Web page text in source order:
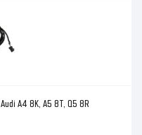
A4 8K, A5 8T, Q5 8R